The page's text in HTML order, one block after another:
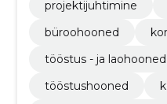
projektijuhtimine
büroohooned
tööstus - ja laohooned
tööstushooned